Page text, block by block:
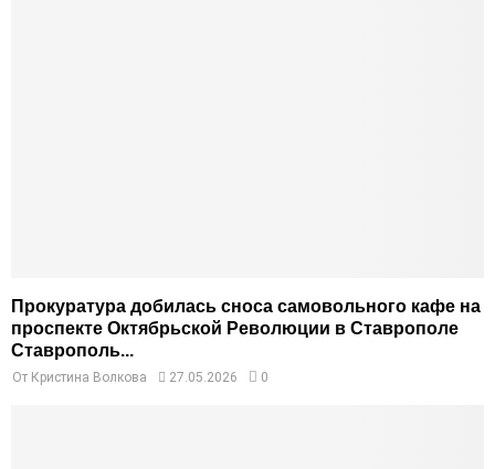
Прокуратура добилась сноса самовольного кафе на
проспекте Октябрьской Революции в Ставрополе
Ставрополь...
От Кристина Волкова 27.05.2026 0